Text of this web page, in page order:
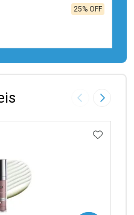
25% OFF
FECHAR
FECHAR
Imagem